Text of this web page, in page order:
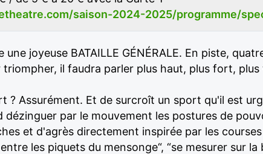
saison-2024-2025/programme/
une joyeuse BATAILLE GÉNÉRALE. En piste,
triompher, il faudra parler plus haut, plus fort, plus
? Assurément. Et de surcroît un sport qu'il est
dézinguer par le mouvement les postures de
et d'agrès directement inspirée par les
les piquets du mensonge“, “se mesurer sur